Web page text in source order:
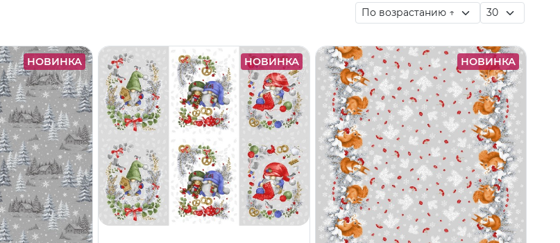
НОВИНКА НОВИНКА НОВИНКА